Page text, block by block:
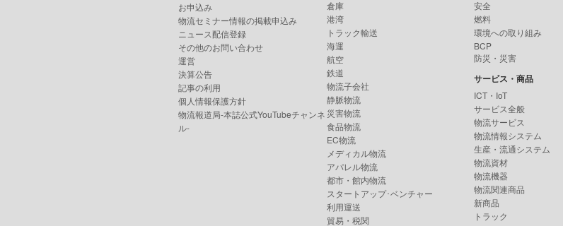
お申込み
物流セミナー情報の掲載申込み
ニュース配信登録
その他のお問い合わせ
運営
決算公告
記事の利用
個人情報保護方針
物流報道局-本誌公式YouTubeチャンネ
ル-
倉庫
港湾
トラック輸送
海運
航空
鉄道
物流子会社
静脈物流
災害物流
食品物流
EC物流
メディカル物流
アパレル物流
都市・館内物流
スタートアップ･ベンチャー
利用運送
貿易・税関
安全
燃料
環境への取り組み
BCP
防災・災害
サービス・商品
ICT・IoT
サービス全般
物流サービス
物流情報システム
生産・流通システム
物流資材
物流機器
物流関連商品
新商品
トラック